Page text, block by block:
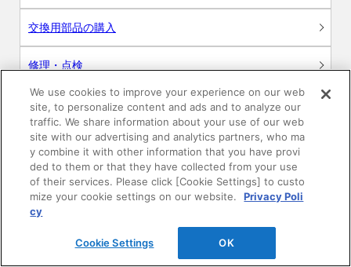
交換用部品の購入
修理・点検
お問い合わせ
ログイン
建築・設計関係者様向けサイト
ユーザー登録サービス
WEB見積システム
We use cookies to improve your experience on our web
site, to personalize content and ads and to analyze our
traffic. We share information about your use of our web
site with our advertising and analytics partners, who ma
y combine it with other information that you have provi
ded to them or that they have collected from your use
of their services. Please click [Cookie Settings] to custo
mize your cookie settings on our website.
Privacy Poli
cy
Cookie Settings OK